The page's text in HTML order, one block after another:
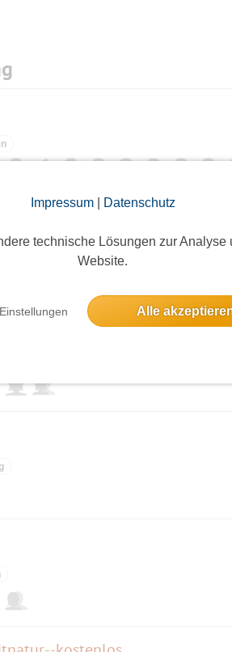
Impressum| Datenschutz
technische Lösungen zur Analyse
Website.
Alle